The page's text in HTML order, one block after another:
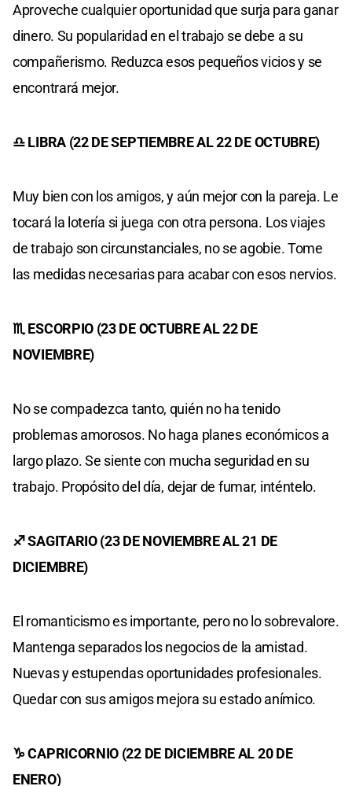
Aproveche cualquier oportunidad que surja para ganar
dinero. Su popularidad en el trabajo se debe a su
compañerismo. Reduzca esos pequeños vicios y se
encontrará mejor.
♎ LIBRA (22 DE SEPTIEMBRE AL 22 DE OCTUBRE)
Muy bien con los amigos, y aún mejor con la pareja. Le
tocará la lotería si juega con otra persona. Los viajes
de trabajo son circunstanciales, no se agobie. Tome
las medidas necesarias para acabar con esos nervios.
♏ ESCORPIO (23 DE OCTUBRE AL 22 DE
NOVIEMBRE)
No se compadezca tanto, quién no ha tenido
problemas amorosos. No haga planes económicos a
largo plazo. Se siente con mucha seguridad en su
trabajo. Propósito del día, dejar de fumar, inténtelo.
♐ SAGITARIO (23 DE NOVIEMBRE AL 21 DE
DICIEMBRE)
El romanticismo es importante, pero no lo sobrevalore.
Mantenga separados los negocios de la amistad.
Nuevas y estupendas oportunidades profesionales.
Quedar con sus amigos mejora su estado anímico.
♑ CAPRICORNIO (22 DE DICIEMBRE AL 20 DE
ENERO)